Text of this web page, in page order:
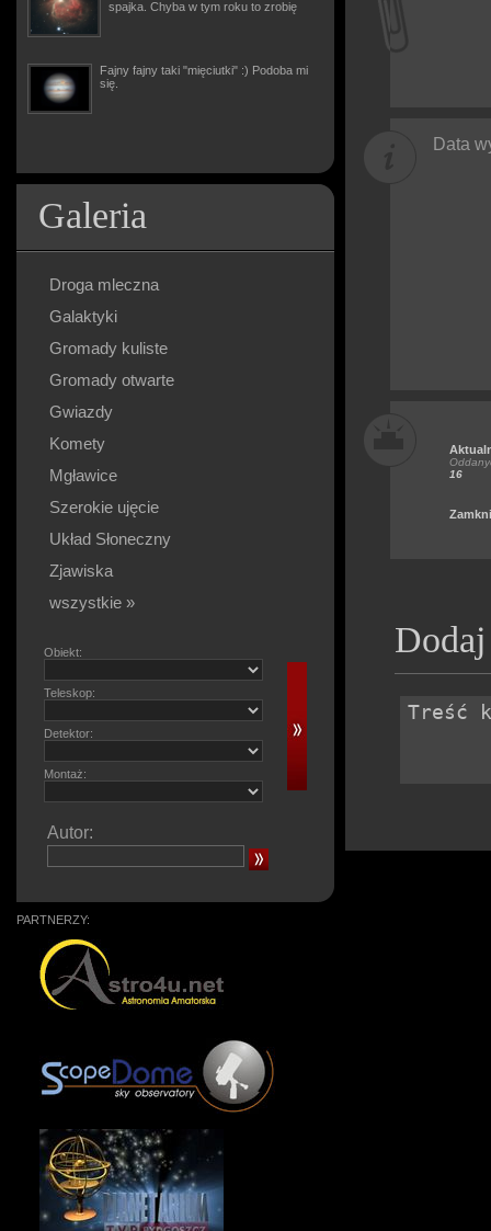
spajka. Chyba w tym roku to zrobię
Fajny fajny taki "mięciutki" :) Podoba mi
się.
Galeria
Droga mleczna
Galaktyki
Gromady kuliste
Gromady otwarte
Gwiazdy
Komety
Mgławice
Szerokie ujęcie
Układ Słoneczny
Zjawiska
wszystkie »
Obiekt:
Teleskop:
Detektor:
Montaż:
Autor:
PARTNERZY:
Data
16